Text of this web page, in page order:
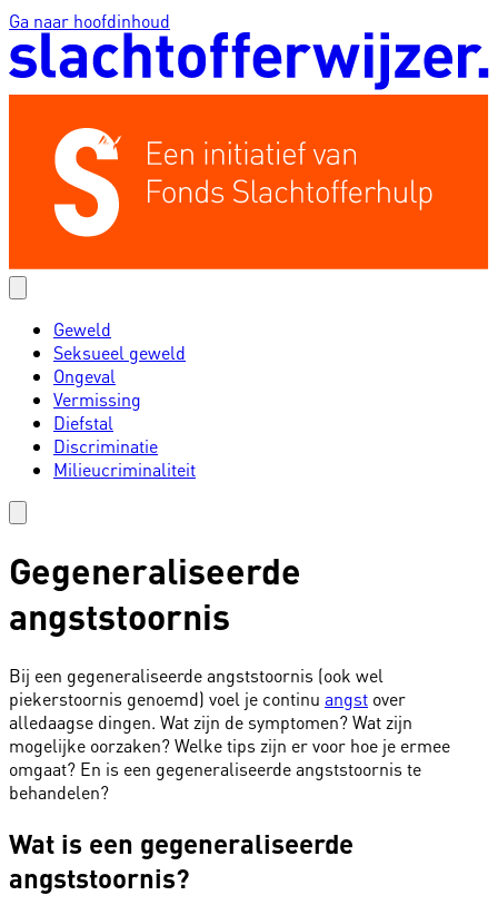
Ga naar hoofdinhoud
Geweld
Seksueel geweld
Ongeval
Vermissing
Diefstal
Discriminatie
Milieucriminaliteit
Gegeneraliseerde
angststoornis
Bij een gegeneraliseerde angststoornis (ook wel
piekerstoornis genoemd) voel je continu angst over
alledaagse dingen. Wat zijn de symptomen? Wat zijn
mogelijke oorzaken? Welke tips zijn er voor hoe je ermee
omgaat? En is een gegeneraliseerde angststoornis te
behandelen?
Wat is een gegeneraliseerde
angststoornis?